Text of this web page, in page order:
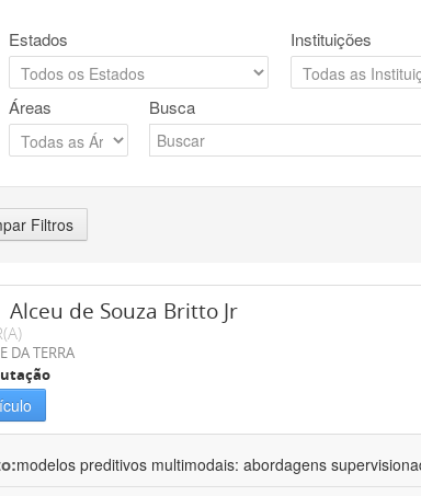
Estados Instituições
Áreas Busca
Filtros
Alceu de Souza Britto Jr
DA TERRA
modelos preditivos multimodais: abordagens